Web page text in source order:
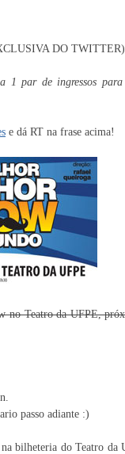
DO TWITTER)
a 1 par de ingressos
e dá RT na frase acima!
no Teatro da UFPE,
passo adiante :)
bilheteria do Teatro da